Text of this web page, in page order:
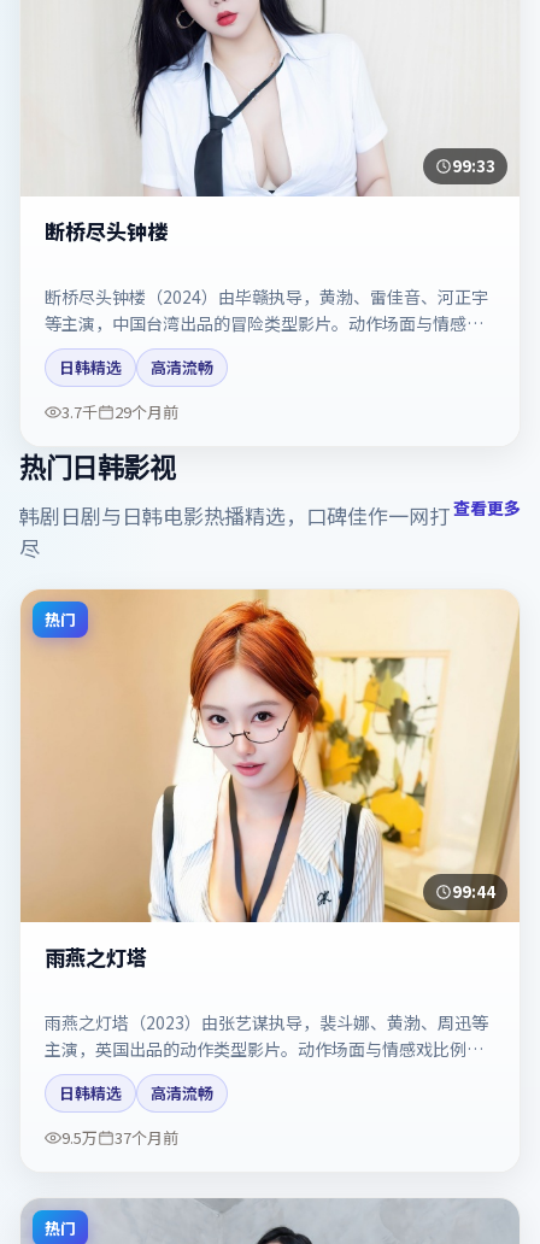
99:33
断桥尽头钟楼
断桥尽头钟楼（2024）由毕赣执导，黄渤、雷佳音、河正宇
等主演，中国台湾出品的冒险类型影片。动作场面与情感戏
比例拿捏得当。剧情简介与主创信息可供检索参考，上映日
期以片方资料为准。
日韩精选
高清流畅
3.7千
29个月前
热门日韩影视
韩剧日剧与日韩电影热播精选，口碑佳作一网打
尽
查看更多
热门
99:44
雨燕之灯塔
雨燕之灯塔（2023）由张艺谋执导，裴斗娜、黄渤、周迅等
主演，英国出品的动作类型影片。动作场面与情感戏比例拿
捏得当。剧情简介与主创信息可供检索参考，上映日期以片
方资料为准。
日韩精选
高清流畅
9.5万
37个月前
热门